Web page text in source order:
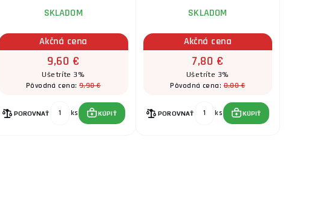
SKLADOM
Akčná cena
9,60 €
Ušetríte 3%
Pôvodná cena:9,90 €
POROVNAŤ ks KÚPIŤ
SKLADOM
Akčná cena
7,80 €
Ušetríte 3%
Pôvodná cena:8,00 €
POROVNAŤ ks KÚPIŤ